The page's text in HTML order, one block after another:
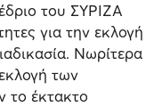
του ΣΥΡΙΖΑ
για την εκλογή
Νωρίτερα
των
το έκτακτο